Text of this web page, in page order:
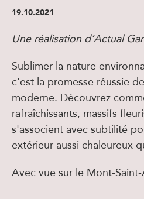
19.10.2021
Une réalisation d’Actual
Sublimer la nature
c'est la promesse réussie
moderne. Découvrez
rafraîchissants, massifs
s'associent avec subtilité
extérieur aussi chaleureux
Avec vue sur le Mont-